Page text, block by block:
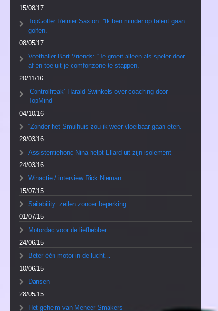
15/08/17
TopGolfer Reinier Saxton: “Ik ben minder op talent gaan
golfen.”
08/05/17
Voetballer Bart Vriends: “Je groeit alleen als speler door
af en toe uit je comfortzone te stappen.”
20/11/16
’Controlfreak’ Harald Swinkels over coaching door
TopMind
04/10/16
“Zonder het Smulhuis zou ik weer vloeibaar gaan eten.”
29/03/16
Assistentiehond Nina helpt Ellard uit zijn isolement
24/03/16
Winactie / interview Rick Nieman
15/07/15
Sailability: zeilen zonder beperking
01/07/15
Motordag voor de liefhebber
24/06/15
Beter één motor in de lucht…
10/06/15
Dansen
28/05/15
Het geheim van Meneer Smakers